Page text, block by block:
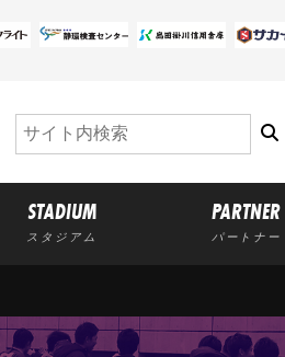
STADIUM
スタジアム
PARTNER
パートナー